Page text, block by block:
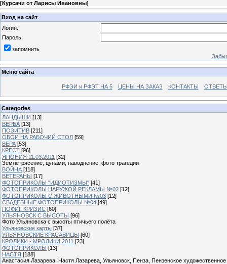
[Курсачи от Ларисы Ивановны]
Вход на сайт
Логин:
Пароль:
запомнить
Меню сайта
РФЭИ и РФЭТ НА 5 ЦЕНЫ НА ЗАКАЗ КОНТАКТЫ
Categories
ЛАНДЫШИ [13]
ВЕРБА [13]
ПОЗИТИВ [211]
ОБОИ НА РАБОЧИЙ СТОЛ [59]
ВЕРА [53]
КРЕСТ [96]
ЯПОНИЯ 11.03.2011 [32]
Землетрясение, цунами, наводнение, фото трагедии
ВОЙНА [118]
ВЕТЕРАНЫ [17]
ФОТОПРИКОЛЫ "ИДИОТИЗМЫ" [41]
ФОТОПРИКОЛЫ НАРУЖОЙ РЕКЛАМЫ №02 [12]
ФОТОПРИКОЛЫ С ЖИВОТНЫМИ №03 [12]
СВАДЕБНЫЕ ФОТОПРИКОЛЫ №04 [49]
ПОФИГ КРИЗИС [60]
УЛЬЯНОВСК С ВЫСОТЫ [96]
Фото Ульяновска с высоты птичьего полёта
Ульяновские карты [37]
УЛЬЯНОВСКИЕ КРАСАВИЦЫ [60]
КРОЛИКИ - МРОЛИКИ 2011 [23]
ФОТОПРИКОЛЫ [13]
НАСТЯ [188]
Анастасия Лазарева, Настя Лазарева, Ульяновск, Пенза, Пензенское